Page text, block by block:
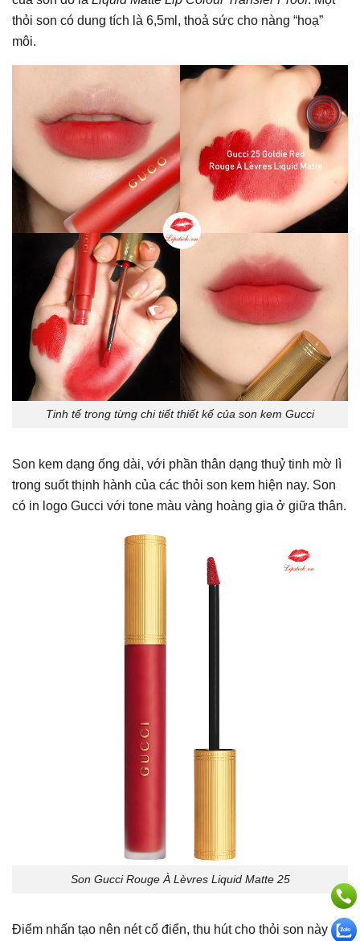
thỏi son có dung tích là 6,5ml, thoả sức cho nàng “hoạ”
môi.
Tinh tế trong từng chi tiết thiết kế của son kem Gucci
Son kem dạng ống dài, với phần thân dạng thuỷ tinh mờ lì
trong suốt thịnh hành của các thỏi son kem hiện nay. Son
có in logo Gucci với tone màu vàng hoàng gia ở giữa thân.
Son Gucci Rouge À Lèvres Liquid Matte 25
Điểm nhấn tạo nên nét cổ điển, thu hút cho thỏi son này